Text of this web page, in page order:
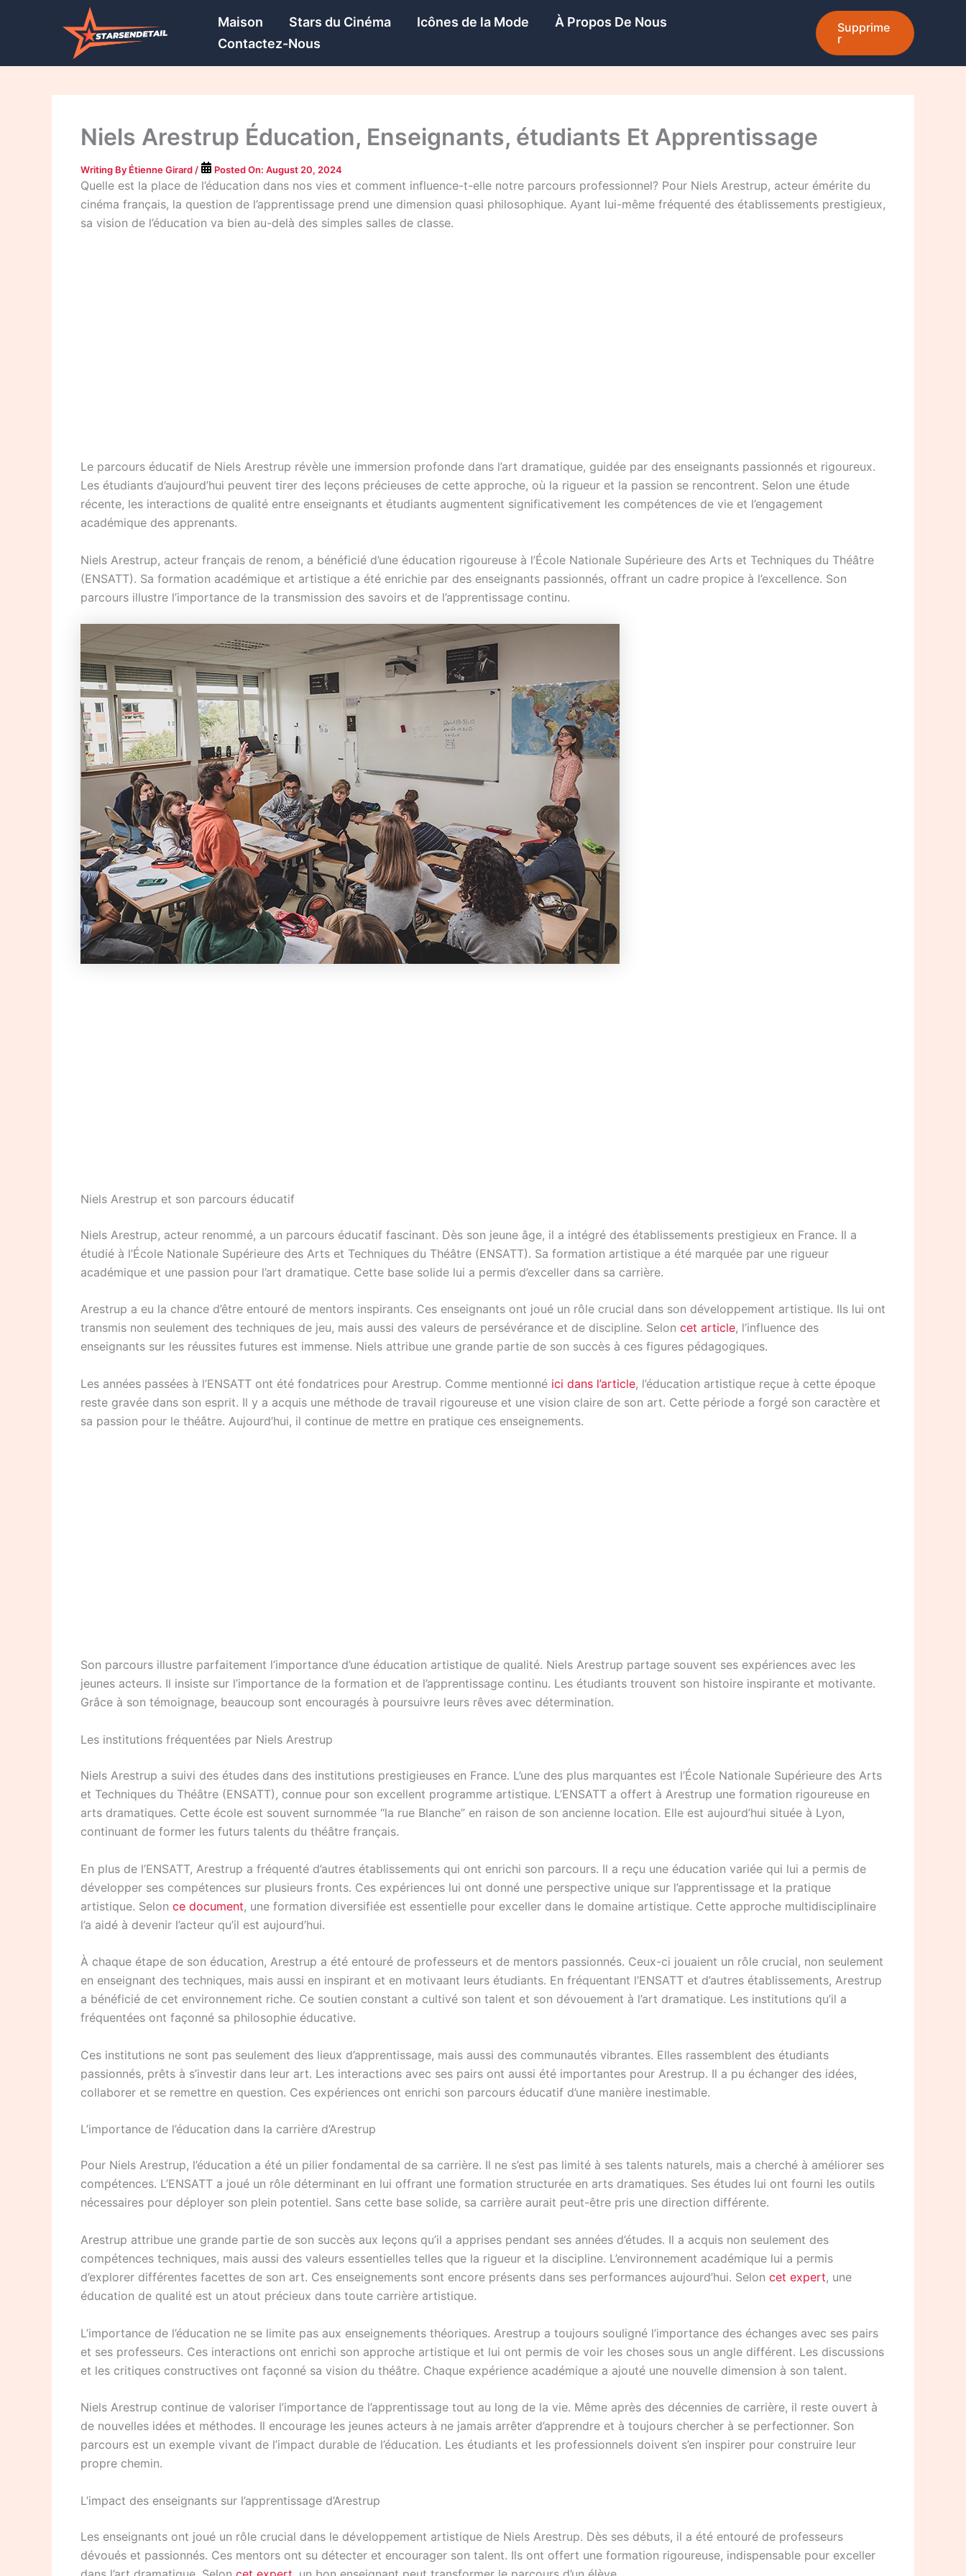
Maison Stars du Cinéma Icônes de la Mode
À Propos De Nous
Contactez-Nous
Supprime
r
Niels Arestrup Éducation, Enseignants, étudiants Et Apprentissage
Writing By Étienne Girard / Posted On: August 20, 2024
Quelle est la place de l’éducation dans nos vies et comment influence-t-elle notre parcours professionnel? Pour Niels Arestrup, acteur émérite du
cinéma français, la question de l’apprentissage prend une dimension quasi philosophique. Ayant lui-même fréquenté des établissements prestigieux,
sa vision de l’éducation va bien au-delà des simples salles de classe.
Le parcours éducatif de Niels Arestrup révèle une immersion profonde dans l’art dramatique, guidée par des enseignants passionnés et rigoureux.
Les étudiants d’aujourd’hui peuvent tirer des leçons précieuses de cette approche, où la rigueur et la passion se rencontrent. Selon une étude
récente, les interactions de qualité entre enseignants et étudiants augmentent significativement les compétences de vie et l’engagement
académique des apprenants.
Niels Arestrup, acteur français de renom, a bénéficié d’une éducation rigoureuse à l’École Nationale Supérieure des Arts et Techniques du Théâtre
(ENSATT). Sa formation académique et artistique a été enrichie par des enseignants passionnés, offrant un cadre propice à l’excellence. Son
parcours illustre l’importance de la transmission des savoirs et de l’apprentissage continu.
Niels Arestrup et son parcours éducatif
Niels Arestrup, acteur renommé, a un parcours éducatif fascinant. Dès son jeune âge, il a intégré des établissements prestigieux en France. Il a
étudié à l’École Nationale Supérieure des Arts et Techniques du Théâtre (ENSATT). Sa formation artistique a été marquée par une rigueur
académique et une passion pour l’art dramatique. Cette base solide lui a permis d’exceller dans sa carrière.
Arestrup a eu la chance d’être entouré de mentors inspirants. Ces enseignants ont joué un rôle crucial dans son développement artistique. Ils lui ont
transmis non seulement des techniques de jeu, mais aussi des valeurs de persévérance et de discipline. Selon cet article, l’influence des
enseignants sur les réussites futures est immense. Niels attribue une grande partie de son succès à ces figures pédagogiques.
Les années passées à l’ENSATT ont été fondatrices pour Arestrup. Comme mentionné ici dans l’article, l’éducation artistique reçue à cette époque
reste gravée dans son esprit. Il y a acquis une méthode de travail rigoureuse et une vision claire de son art. Cette période a forgé son caractère et
sa passion pour le théâtre. Aujourd’hui, il continue de mettre en pratique ces enseignements.
Son parcours illustre parfaitement l’importance d’une éducation artistique de qualité. Niels Arestrup partage souvent ses expériences avec les
jeunes acteurs. Il insiste sur l’importance de la formation et de l’apprentissage continu. Les étudiants trouvent son histoire inspirante et motivante.
Grâce à son témoignage, beaucoup sont encouragés à poursuivre leurs rêves avec détermination.
Les institutions fréquentées par Niels Arestrup
Niels Arestrup a suivi des études dans des institutions prestigieuses en France. L’une des plus marquantes est l’École Nationale Supérieure des Arts
et Techniques du Théâtre (ENSATT), connue pour son excellent programme artistique. L’ENSATT a offert à Arestrup une formation rigoureuse en
arts dramatiques. Cette école est souvent surnommée “la rue Blanche” en raison de son ancienne location. Elle est aujourd’hui située à Lyon,
continuant de former les futurs talents du théâtre français.
En plus de l’ENSATT, Arestrup a fréquenté d’autres établissements qui ont enrichi son parcours. Il a reçu une éducation variée qui lui a permis de
développer ses compétences sur plusieurs fronts. Ces expériences lui ont donné une perspective unique sur l’apprentissage et la pratique
artistique. Selon ce document, une formation diversifiée est essentielle pour exceller dans le domaine artistique. Cette approche multidisciplinaire
l’a aidé à devenir l’acteur qu’il est aujourd’hui.
À chaque étape de son éducation, Arestrup a été entouré de professeurs et de mentors passionnés. Ceux-ci jouaient un rôle crucial, non seulement
en enseignant des techniques, mais aussi en inspirant et en motivaant leurs étudiants. En fréquentant l’ENSATT et d’autres établissements, Arestrup
a bénéficié de cet environnement riche. Ce soutien constant a cultivé son talent et son dévouement à l’art dramatique. Les institutions qu’il a
fréquentées ont façonné sa philosophie éducative.
Ces institutions ne sont pas seulement des lieux d’apprentissage, mais aussi des communautés vibrantes. Elles rassemblent des étudiants
passionnés, prêts à s’investir dans leur art. Les interactions avec ses pairs ont aussi été importantes pour Arestrup. Il a pu échanger des idées,
collaborer et se remettre en question. Ces expériences ont enrichi son parcours éducatif d’une manière inestimable.
L’importance de l’éducation dans la carrière d’Arestrup
Pour Niels Arestrup, l’éducation a été un pilier fondamental de sa carrière. Il ne s’est pas limité à ses talents naturels, mais a cherché à améliorer ses
compétences. L’ENSATT a joué un rôle déterminant en lui offrant une formation structurée en arts dramatiques. Ses études lui ont fourni les outils
nécessaires pour déployer son plein potentiel. Sans cette base solide, sa carrière aurait peut-être pris une direction différente.
Arestrup attribue une grande partie de son succès aux leçons qu’il a apprises pendant ses années d’études. Il a acquis non seulement des
compétences techniques, mais aussi des valeurs essentielles telles que la rigueur et la discipline. L’environnement académique lui a permis
d’explorer différentes facettes de son art. Ces enseignements sont encore présents dans ses performances aujourd’hui. Selon cet expert, une
éducation de qualité est un atout précieux dans toute carrière artistique.
L’importance de l’éducation ne se limite pas aux enseignements théoriques. Arestrup a toujours souligné l’importance des échanges avec ses pairs
et ses professeurs. Ces interactions ont enrichi son approche artistique et lui ont permis de voir les choses sous un angle différent. Les discussions
et les critiques constructives ont façonné sa vision du théâtre. Chaque expérience académique a ajouté une nouvelle dimension à son talent.
Niels Arestrup continue de valoriser l’importance de l’apprentissage tout au long de la vie. Même après des décennies de carrière, il reste ouvert à
de nouvelles idées et méthodes. Il encourage les jeunes acteurs à ne jamais arrêter d’apprendre et à toujours chercher à se perfectionner. Son
parcours est un exemple vivant de l’impact durable de l’éducation. Les étudiants et les professionnels doivent s’en inspirer pour construire leur
propre chemin.
L’impact des enseignants sur l’apprentissage d’Arestrup
Les enseignants ont joué un rôle crucial dans le développement artistique de Niels Arestrup. Dès ses débuts, il a été entouré de professeurs
dévoués et passionnés. Ces mentors ont su détecter et encourager son talent. Ils ont offert une formation rigoureuse, indispensable pour exceller